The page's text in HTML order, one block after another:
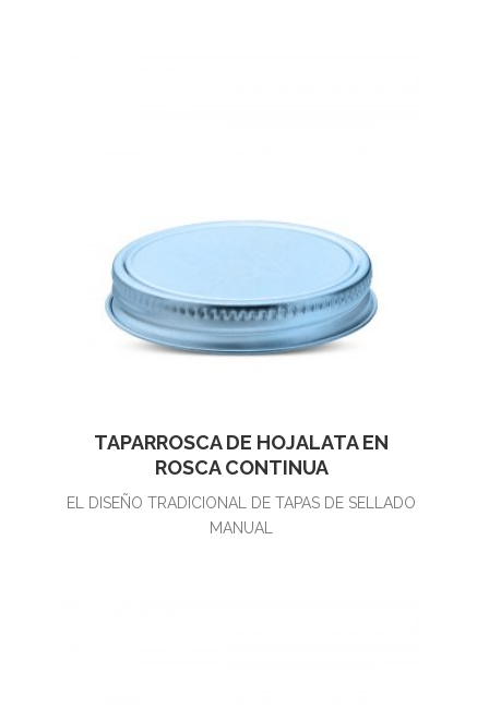
TAPARROSCA DE HOJALATA EN
ROSCA CONTINUA
EL DISEÑO TRADICIONAL DE TAPAS DE SELLADO
MANUAL